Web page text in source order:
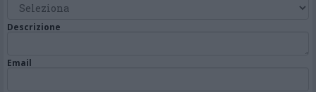
Descrizione
Email